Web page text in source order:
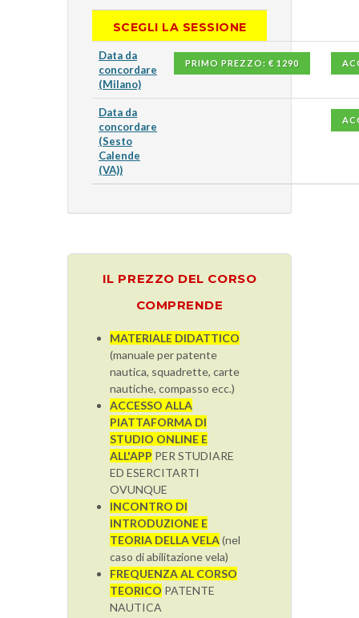
SCEGLI LA SESSIONE
Data da
concordare
(Milano)
PRIMO PREZZO: € 1290
Data da
concordare
(Sesto
Calende
(VA))
IL PREZZO DEL CORSO
COMPRENDE
MATERIALE DIDATTICO
(manuale per patente
nautica, squadrette, carte
nautiche, compasso ecc.)
ACCESSO ALLA
PIATTAFORMA DI
STUDIO ONLINE E
ALL'APP PER STUDIARE
ED ESERCITARTI
OVUNQUE
INCONTRO DI
INTRODUZIONE E
TEORIA DELLA VELA(nel
caso di abilitazione vela)
FREQUENZA AL CORSO
TEORICO PATENTE
NAUTICA